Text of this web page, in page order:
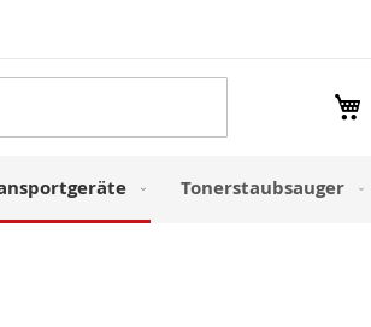
Tonerstaubsauger